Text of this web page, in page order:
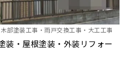
部塗装工事・雨戸交換工事・大工工事
・屋根塗装・外装リフォー